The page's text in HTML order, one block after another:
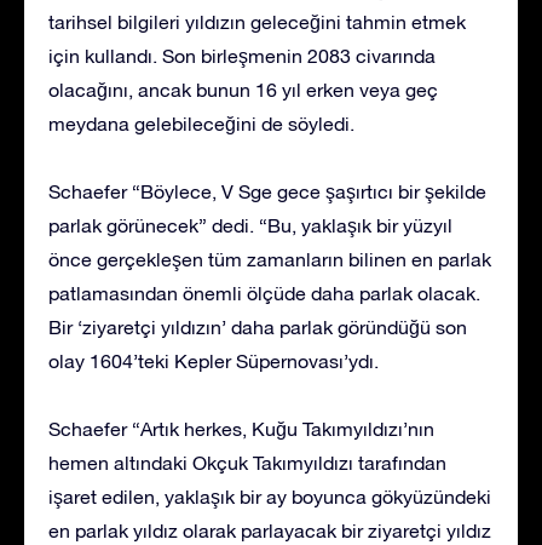
tarihsel bilgileri yıldızın geleceğini tahmin etmek
için kullandı. Son birleşmenin 2083 civarında
olacağını, ancak bunun 16 yıl erken veya geç
meydana gelebileceğini de söyledi.
Schaefer “Böylece, V Sge gece şaşırtıcı bir şekilde
parlak görünecek” dedi. “Bu, yaklaşık bir yüzyıl
önce gerçekleşen tüm zamanların bilinen en parlak
patlamasından önemli ölçüde daha parlak olacak.
Bir ‘ziyaretçi yıldızın’ daha parlak göründüğü son
olay 1604’teki Kepler Süpernovası’ydı.
Schaefer “Artık herkes, Kuğu Takımyıldızı’nın
hemen altındaki Okçuk Takımyıldızı tarafından
işaret edilen, yaklaşık bir ay boyunca gökyüzündeki
en parlak yıldız olarak parlayacak bir ziyaretçi yıldız